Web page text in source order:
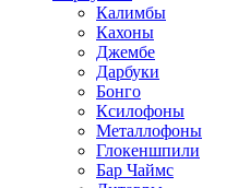
Калимбы
Кахоны
Джембе
Дарбуки
Бонго
Ксилофоны
Металлофоны
Глокеншпили
Бар Чаймс